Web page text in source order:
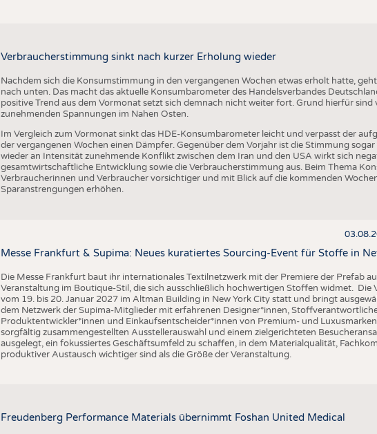
Verbraucherstimmung sinkt nach kurzer Erholung wieder
Nachdem sich die Konsumstimmung in den vergangenen Wochen etwas erholt hatte,
nach unten. Das macht das aktuelle Konsumbarometer des Handelsverbandes
positive Trend aus dem Vormonat setzt sich demnach nicht weiter fort. Grund hierfür sind
zunehmenden Spannungen im Nahen Osten.
Im Vergleich zum Vormonat sinkt das HDE-Konsumbarometer leicht und verpasst der
der vergangenen Wochen einen Dämpfer. Gegenüber dem Vorjahr ist die Stimmung
wieder an Intensität zunehmende Konflikt zwischen dem Iran und den USA wirkt sich
gesamtwirtschaftliche Entwicklung sowie die Verbraucherstimmung aus. Beim Thema
Verbraucherinnen und Verbraucher vorsichtiger und mit Blick auf die kommenden
Sparanstrengungen erhöhen.
Messe Frankfurt & Supima: Neues kuratiertes Sourcing-Event für Stoffe in
Die Messe Frankfurt baut ihr internationales Textilnetzwerk mit der Premiere der Prefab
Veranstaltung im Boutique-Stil, die sich ausschließlich hochwertigen Stoffen widmet. Die
vom 19. bis 20. Januar 2027 im Altman Building in New York City statt und bringt
dem Netzwerk der Supima-Mitglieder mit erfahrenen Designer*innen,
Produktentwickler*innen und Einkaufsentscheider*innen von Premium- und
sorgfältig zusammengestellten Ausstellerauswahl und einem zielgerichteten
ausgelegt, ein fokussiertes Geschäftsumfeld zu schaffen, in dem Materialqualität,
produktiver Austausch wichtiger sind als die Größe der Veranstaltung.
Freudenberg Performance Materials übernimmt Foshan United Medical